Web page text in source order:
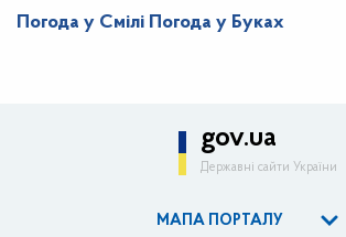
Погода у Смілі Погода у Буках
gov.ua
Державні сайти України
МАПА ПОРТАЛУ